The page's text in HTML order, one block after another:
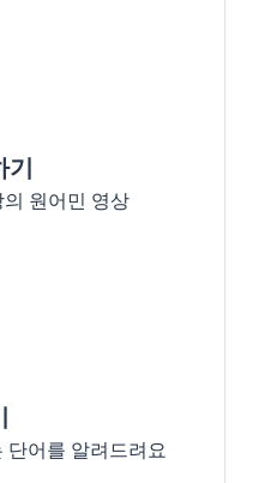
기
원어민 영상
단어를 알려드려요